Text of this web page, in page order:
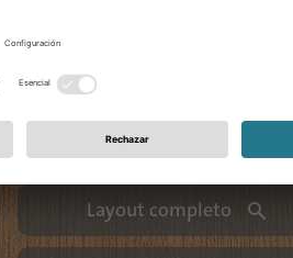
Layout completo